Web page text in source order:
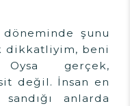
döneminde şunu
dikkatliyim, beni
Oysa gerçek,
değil. İnsan en
anlarda